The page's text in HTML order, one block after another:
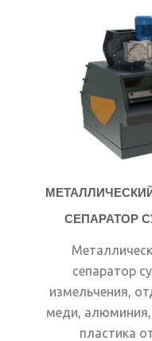
СЕПАРАТОР
сепаратор
измельчения,
меди,
пластика